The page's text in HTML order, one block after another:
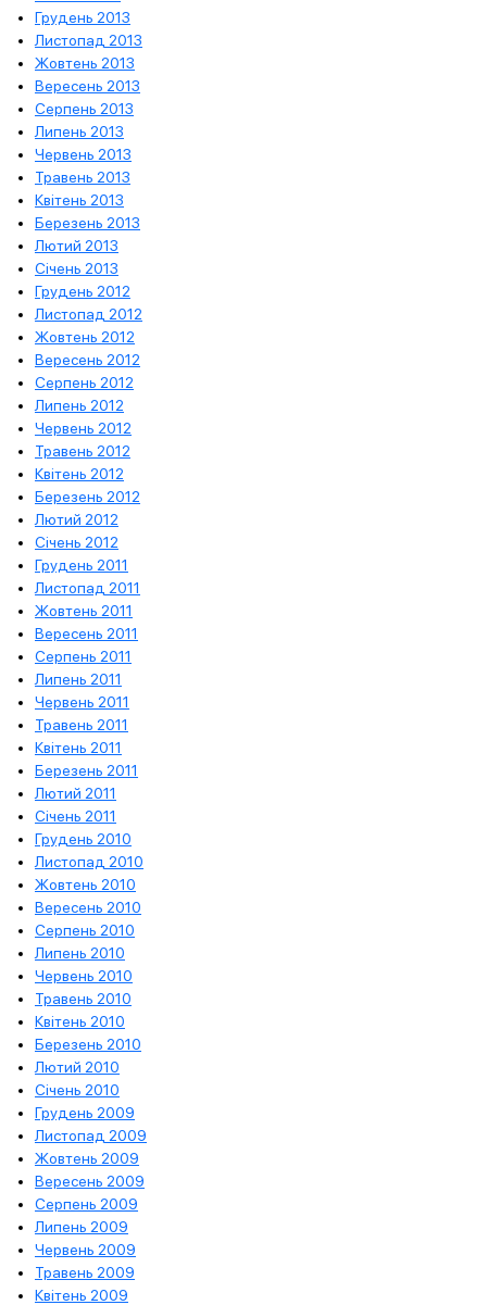
Грудень 2013
Листопад 2013
Жовтень 2013
Вересень 2013
Серпень 2013
Липень 2013
Червень 2013
Травень 2013
Квітень 2013
Березень 2013
Лютий 2013
Січень 2013
Грудень 2012
Листопад 2012
Жовтень 2012
Вересень 2012
Серпень 2012
Липень 2012
Червень 2012
Травень 2012
Квітень 2012
Березень 2012
Лютий 2012
Січень 2012
Грудень 2011
Листопад 2011
Жовтень 2011
Вересень 2011
Серпень 2011
Липень 2011
Червень 2011
Травень 2011
Квітень 2011
Березень 2011
Лютий 2011
Січень 2011
Грудень 2010
Листопад 2010
Жовтень 2010
Вересень 2010
Серпень 2010
Липень 2010
Червень 2010
Травень 2010
Квітень 2010
Березень 2010
Лютий 2010
Січень 2010
Грудень 2009
Листопад 2009
Жовтень 2009
Вересень 2009
Серпень 2009
Липень 2009
Червень 2009
Травень 2009
Квітень 2009